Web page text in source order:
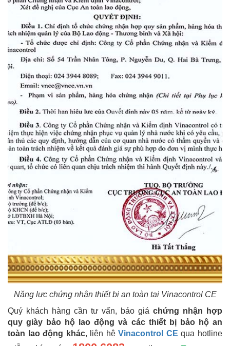
Năng lực chứng nhận thiết bị an toàn tại Vinacontrol CE
Quý khách hàng cần tư vấn, báo giáchứng nhận hợp
quy giày bảo hộ lao động và các thiết bị bảo hộ an
toàn lao động khác, liên hệVinacontrol CEqua hotline